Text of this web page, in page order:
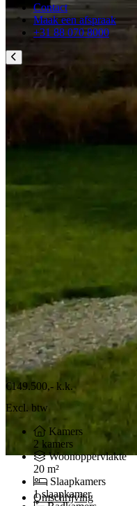
Contact
Maak een afspraak
+31 88 070 8000
€149.500,- k.k.
Excl. btw
Kamers
2 kamers
Woonoppervlakte
20 m²
Slaapkamers
1 slaapkamer
Omschrijving